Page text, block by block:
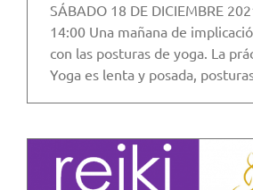
SÁBADO 18 DE DICIEMBRE
14:00 Una mañana de
con las posturas de yoga. La
Yoga es lenta y posada,